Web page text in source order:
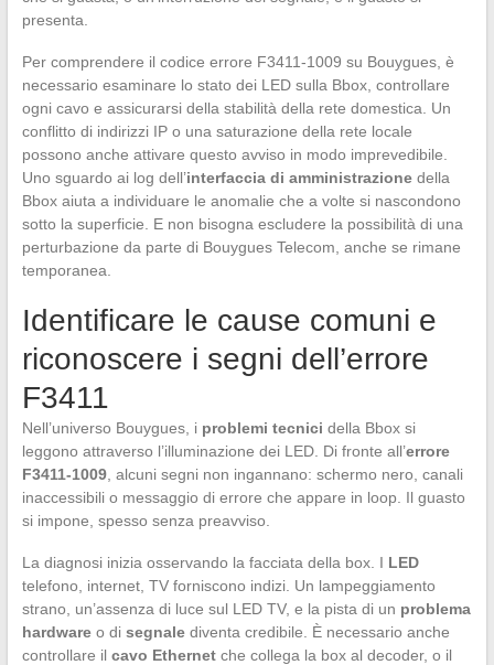
presenta.
Per comprendere il codice errore F3411-1009 su Bouygues, è
necessario esaminare lo stato dei LED sulla Bbox, controllare
ogni cavo e assicurarsi della stabilità della rete domestica. Un
conflitto di indirizzi IP o una saturazione della rete locale
possono anche attivare questo avviso in modo imprevedibile.
Uno sguardo ai log dell’interfaccia di amministrazionedella
Bbox aiuta a individuare le anomalie che a volte si nascondono
sotto la superficie. E non bisogna escludere la possibilità di una
perturbazione da parte di Bouygues Telecom, anche se rimane
temporanea.
Identificare le cause comuni e
riconoscere i segni dell’errore
F3411
Nell’universo Bouygues, i problemi tecnici della Bbox si
leggono attraverso l’illuminazione dei LED. Di fronte all’errore
F3411-1009, alcuni segni non ingannano: schermo nero, canali
inaccessibili o messaggio di errore che appare in loop. Il guasto
si impone, spesso senza preavviso.
La diagnosi inizia osservando la facciata della box. I LED
telefono, internet, TV forniscono indizi. Un lampeggiamento
strano, un’assenza di luce sul LED TV, e la pista di un problema
hardwareo di segnalediventa credibile. È necessario anche
controllare il cavo Ethernetche collega la box al decoder, o il